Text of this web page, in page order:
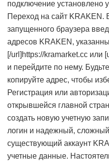
подключение установлено
Переход на сайт KRAKEN.
запущенного браузера
адресов KRAKEN,
[/url]https://kramarket.cc или
и перейдите по нему.
копируйте адрес, чтобы
Регистрация или
открывшейся главной
создать новую учетную
логин и надежный,
существующий аккаунт
учетные данные.